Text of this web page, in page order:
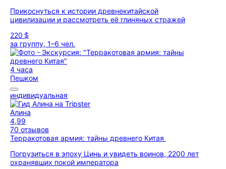
Прикоснуться к истории древнекитайской
цивилизации и рассмотреть её глиняных стражей
220 $
за группу, 1–6 чел.
4 часа
Пешком
индивидуальная
Алина
4,99
70 отзывов
Терракотовая армия: тайны древнего Китая
Погрузиться в эпоху Цинь и увидеть воинов, 2200 лет
охранявших покой императора